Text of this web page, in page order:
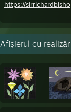
https://
Afișierul cu realizări